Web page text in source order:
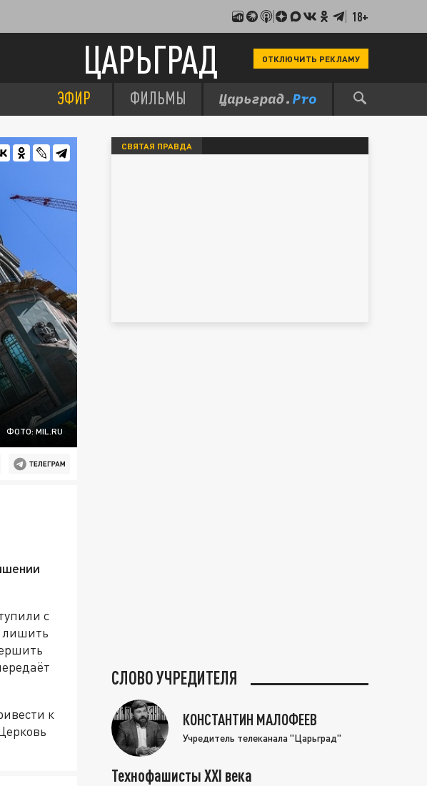
18+
ЦАРЬГРАД ОТКЛЮЧИТЬ РЕКЛАМУ
ЭФИР ФИЛЬМЫ
ФОТО: MIL.RU
с
лишить
к
СВЯТАЯ ПРАВДА
СЛОВО УЧРЕДИТЕЛЯ
КОНСТАНТИН МАЛОФЕЕВ
Учредитель телеканала "Царьград"
Технофашисты XXI века